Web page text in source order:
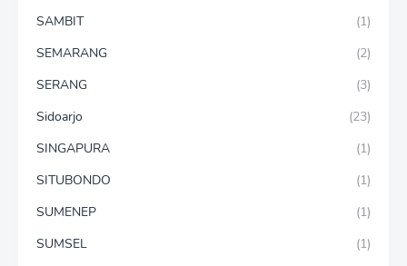
SAMBIT
(1)
SEMARANG
(2)
SERANG
(3)
Sidoarjo
(23)
SINGAPURA
(1)
SITUBONDO
(1)
SUMENEP
(1)
SUMSEL
(1)